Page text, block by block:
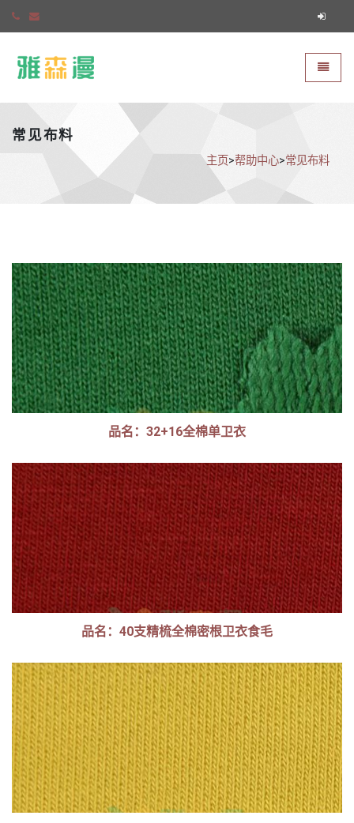
切换导
常见布料
主页>帮助中心>常见布料
品名：32+16全棉单卫衣
品名：40支精梳全棉密根卫衣食毛